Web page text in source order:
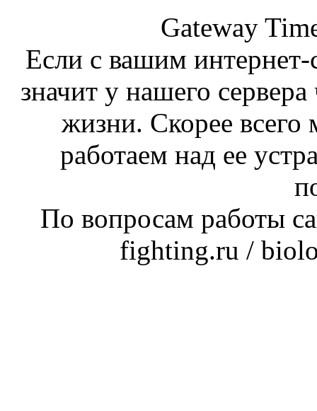
Gateway
Если с вашим интернет-
значит у нашего
жизни. Скорее
работаем над ее
По вопросам работы
fighting.ru /